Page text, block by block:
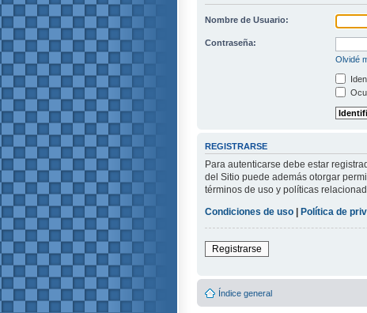
Nombre de Usuario:
Contraseña:
Olvidé
REGISTRARSE
Para autenticarse debe estar
del Sitio puede además otorgar
términos de uso y políticas
Condiciones de uso
Política de
Registrarse
Índice general